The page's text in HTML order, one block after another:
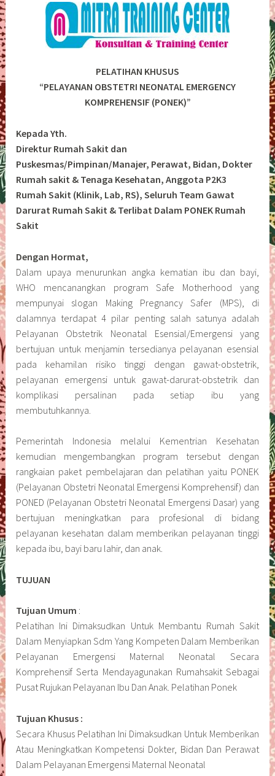
PELATIHAN KHUSUS
“PELAYANAN OBSTETRI NEONATAL EMERGENCY
KOMPREHENSIF (PONEK)”
Kepada Yth.
Direktur Rumah Sakit dan
Puskesmas/Pimpinan/Manajer, Perawat, Bidan, Dokter
Rumah sakit & Tenaga Kesehatan, Anggota P2K3
Rumah Sakit (Klinik, Lab, RS), Seluruh Team Gawat
Darurat Rumah Sakit & Terlibat Dalam PONEK Rumah
Sakit
Dengan Hormat,
Dalam upaya menurunkan angka kematian ibu dan bayi,
WHO mencanangkan program Safe Motherhood yang
mempunyai slogan Making Pregnancy Safer (MPS), di
dalamnya terdapat 4 pilar penting salah satunya adalah
Pelayanan Obstetrik Neonatal Esensial/Emergensi yang
bertujuan untuk menjamin tersedianya pelayanan esensial
pada kehamilan risiko tinggi dengan gawat-obstetrik,
pelayanan emergensi untuk gawat-darurat-obstetrik dan
komplikasi persalinan pada setiap ibu yang
membutuhkannya.
Pemerintah Indonesia melalui Kementrian Kesehatan
kemudian mengembangkan program tersebut dengan
rangkaian paket pembelajaran dan pelatihan yaitu PONEK
(Pelayanan Obstetri Neonatal Emergensi Komprehensif) dan
PONED (Pelayanan Obstetri Neonatal Emergensi Dasar) yang
bertujuan meningkatkan para profesional di bidang
pelayanan kesehatan dalam memberikan pelayanan tinggi
kepada ibu, bayi baru lahir, dan anak.
TUJUAN
Tujuan Umum :
Pelatihan Ini Dimaksudkan Untuk Membantu Rumah Sakit
Dalam Menyiapkan Sdm Yang Kompeten Dalam Memberikan
Pelayanan Emergensi Maternal Neonatal Secara
Komprehensif Serta Mendayagunakan Rumahsakit Sebagai
Pusat Rujukan Pelayanan Ibu Dan Anak. Pelatihan Ponek
Tujuan Khusus :
Secara Khusus Pelatihan Ini Dimaksudkan Untuk Memberikan
Atau Meningkatkan Kompetensi Dokter, Bidan Dan Perawat
Dalam Pelayanan Emergensi Maternal Neonatal